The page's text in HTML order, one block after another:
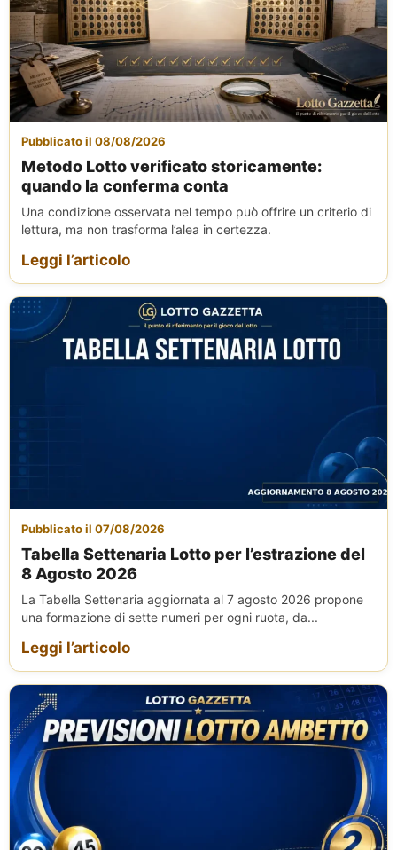
Pubblicato il 08/08/2026
Metodo Lotto verificato storicamente:
quando la conferma conta
Una condizione osservata nel tempo può offrire un criterio di
lettura, ma non trasforma l’alea in certezza.
Leggi l’articolo
Pubblicato il 07/08/2026
Tabella Settenaria Lotto per l’estrazione del
8 Agosto 2026
La Tabella Settenaria aggiornata al 7 agosto 2026 propone
una formazione di sette numeri per ogni ruota, da...
Leggi l’articolo